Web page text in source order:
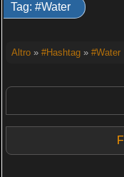
Tag: #Water
Altro» #Hashtag» #Water